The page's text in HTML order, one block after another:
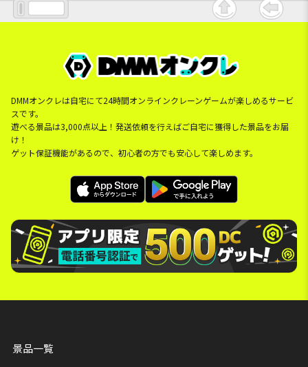
DMMオンクレは自宅にて24時間オンラインクレーンゲームが楽しめるサービ
スです。
遊べる景品は3,000点以上！発送依頼を行えばご自宅に獲得した景品をお届
け！
ゲット保証機能があるので、初心者の方でも安心して楽しめます。
景品一覧